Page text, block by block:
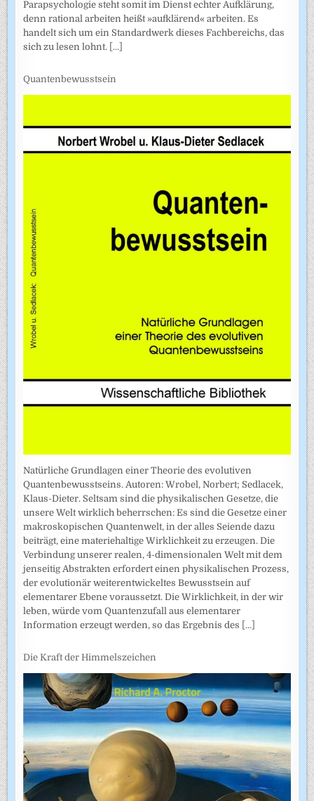
Parapsychologie steht somit im Dienst echter Aufklärung,
denn rational arbeiten heißt »aufklärend« arbeiten. Es
handelt sich um ein Standardwerk dieses Fachbereichs, das
sich zu lesen lohnt. [...]
Quantenbewusstsein
Natürliche Grundlagen einer Theorie des evolutiven
Quantenbewusstseins. Autoren: Wrobel, Norbert; Sedlacek,
Klaus-Dieter. Seltsam sind die physikalischen Gesetze, die
unsere Welt wirklich beherrschen: Es sind die Gesetze einer
makroskopischen Quantenwelt, in der alles Seiende dazu
beiträgt, eine materiehaltige Wirklichkeit zu erzeugen. Die
Verbindung unserer realen, 4-dimensionalen Welt mit dem
jenseitig Abstrakten erfordert einen physikalischen Prozess,
der evolutionär weiterentwickeltes Bewusstsein auf
elementarer Ebene voraussetzt. Die Wirklichkeit, in der wir
leben, würde vom Quantenzufall aus elementarer
Information erzeugt werden, so das Ergebnis des [...]
Die Kraft der Himmelszeichen